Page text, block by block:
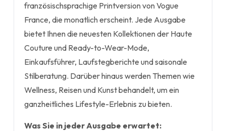
französischsprachige Printversion von Vogue
France, die monatlich erscheint. Jede Ausgabe
bietet Ihnen die neuesten Kollektionen der Haute
Couture und Ready-to-Wear-Mode,
Einkaufsführer, Laufstegberichte und saisonale
Stilberatung. Darüber hinaus werden Themen wie
Wellness, Reisen und Kunst behandelt, um ein
ganzheitliches Lifestyle-Erlebnis zu bieten.
Was Sie in jeder Ausgabe erwartet: